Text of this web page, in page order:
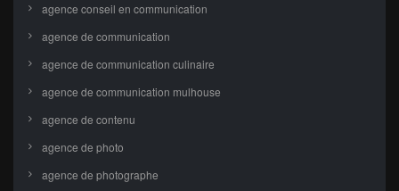
agence conseil en communication
agence de communication
agence de communication culinaire
agence de communication mulhouse
agence de contenu
agence de photo
agence de photographe